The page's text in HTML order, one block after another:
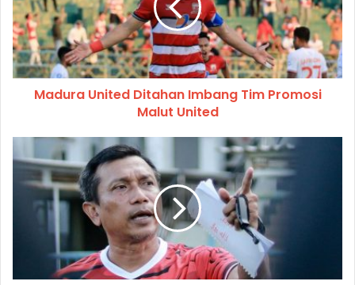
Madura United Ditahan Imbang Tim Promosi
Malut United